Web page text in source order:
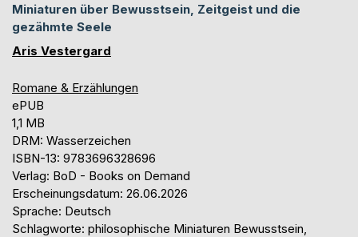
Miniaturen über Bewusstsein, Zeitgeist und die
gezähmte Seele
Aris Vestergard
Romane & Erzählungen
ePUB
1,1 MB
DRM: Wasserzeichen
ISBN-13: 9783696328696
Verlag: BoD - Books on Demand
Erscheinungsdatum: 26.06.2026
Sprache: Deutsch
Schlagworte: philosophische Miniaturen Bewusstsein,